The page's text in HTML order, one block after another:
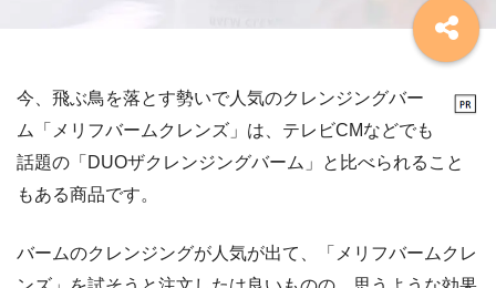
今、飛ぶ鳥を落とす勢いで人気のクレンジングバー
ム「メリフバームクレンズ」は、テレビCMなどでも
話題の「DUOザクレンジングバーム」と比べられること
もある商品です。
バームのクレンジングが人気が出て、「メリフバームクレ